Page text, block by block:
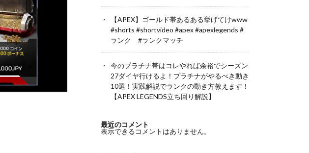
【APEX】ゴールド帯あるある挙げてけwww
#shorts #shortvideo #apex #apexlegends #
ランク #ランクマッチ
今のプラチナ帯はコレやれば余裕でシーズン
27ダイヤ行けるよ！プラチナがやるべき動き
10選！実践解説でランクの動き方教えます！
【APEX LEGENDS立ち回り解説】
最近のコメント
表示できるコメントはありません。